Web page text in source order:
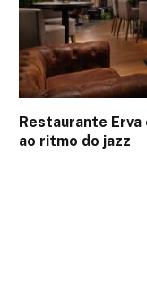
Restaurante Erva
ao ritmo do jazz